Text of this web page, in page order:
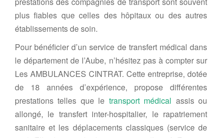
plus fiables que celles des hôpitaux ou des autres
établissements de soin.
Pour bénéficier d’un service de transfert médical dans
le département de l’Aube, n’hésitez pas à compter sur
Les AMBULANCES CINTRAT. Cette entreprise, dotée
de 18 années d’expérience, propose différentes
prestations telles que le transport médical assis ou
allongé, le transfert inter-hospitalier, le rapatriement
sanitaire et les déplacements classiques (service de